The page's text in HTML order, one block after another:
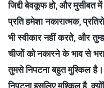
जिद्दी बेवकूफ हो, और मुसीबत
प्रति हमेशा नकारात्मक,
भी स्वीकार नहीं करते, और
चीजों को नकारने के भाव से
तुमसे निपटना बहुत मुश्किल
निपटना इसलिए मुश्किल है,